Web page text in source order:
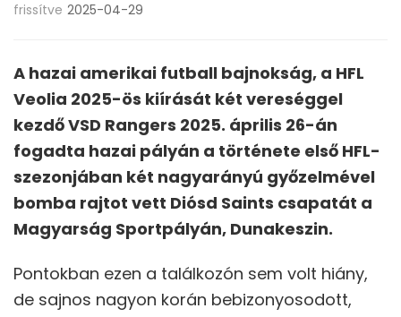
frissítve 2025-04-29
A hazai amerikai futball bajnokság, a HFL
Veolia 2025-ös kiírását két vereséggel
kezdő VSD Rangers 2025. április 26-án
fogadta hazai pályán a története első HFL-
szezonjában két nagyarányú győzelmével
bomba rajtot vett Diósd Saints csapatát a
Magyarság Sportpályán, Dunakeszin.
Pontokban ezen a találkozón sem volt hiány,
de sajnos nagyon korán bebizonyosodott,